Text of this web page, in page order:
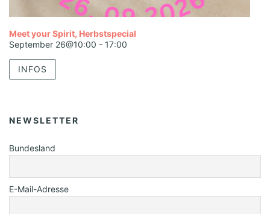
Meet your Spirit, Herbstspecial
September 26@10:00 - 17:00
INFOS
NEWSLETTER
Bundesland
E-Mail-Adresse